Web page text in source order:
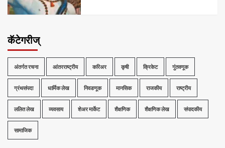
कॅटेगरीज्
अंतर्गत रचना आंतरराष्ट्रीय करिअर कृषी क्रिकेट गुंतवणूक
ग्रंथसंपदा धार्मिक लेख निवडणूक मानसिक राजकीय राष्ट्रीय
ललित लेख व्यवसाय शेअर मार्केट शैक्षणिक शैक्षणिक लेख संपादकीय
सामाजिक